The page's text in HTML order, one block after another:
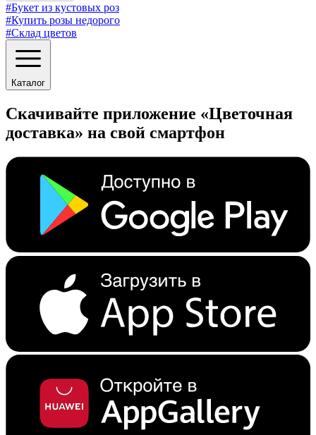
#Букет из кустовых роз
#Купить розы недорого
#Склад цветов
Каталог
Скачивайте приложение «Цветочная
доставка» на свой смартфон